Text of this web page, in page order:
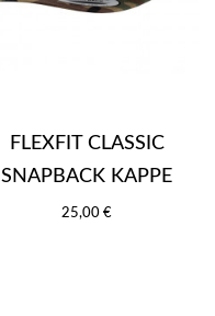
FLEXFIT CLASSIC
SNAPBACK KAPPE
25,00 €